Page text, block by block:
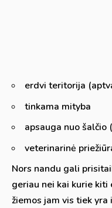
erdvi teritorija
tinkama mityba
apsauga nuo šalčio
veterinarinė
Nors nandu gali
geriau nei kai kurie kiti
žiemos jam vis tiek